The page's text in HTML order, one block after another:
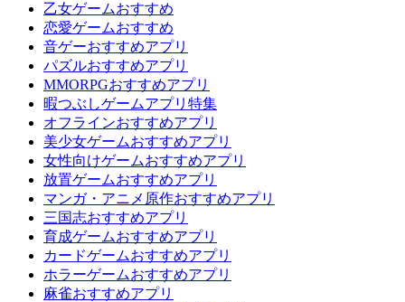
乙女ゲームおすすめ
恋愛ゲームおすすめ
音ゲーおすすめアプリ
パズルおすすめアプリ
MMORPGおすすめアプリ
暇つぶしゲームアプリ特集
オフラインおすすめアプリ
美少女ゲームおすすめアプリ
女性向けゲームおすすめアプリ
放置ゲームおすすめアプリ
マンガ・アニメ原作おすすめアプリ
三国志おすすめアプリ
育成ゲームおすすめアプリ
カードゲームおすすめアプリ
ホラーゲームおすすめアプリ
麻雀おすすめアプリ